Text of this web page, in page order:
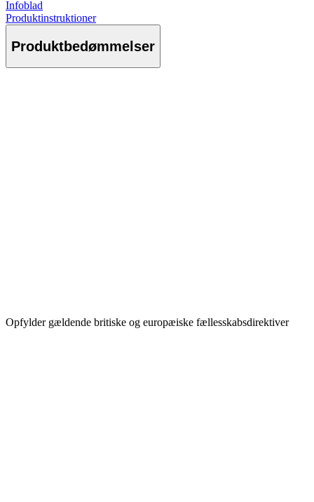
Infoblad
Produktinstruktioner
Produktbedømmelser
Opfylder gældende britiske og europæiske fællesskabsdirektiver